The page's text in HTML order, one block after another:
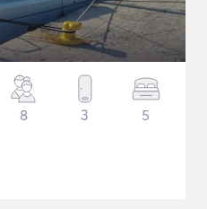
8 3 5